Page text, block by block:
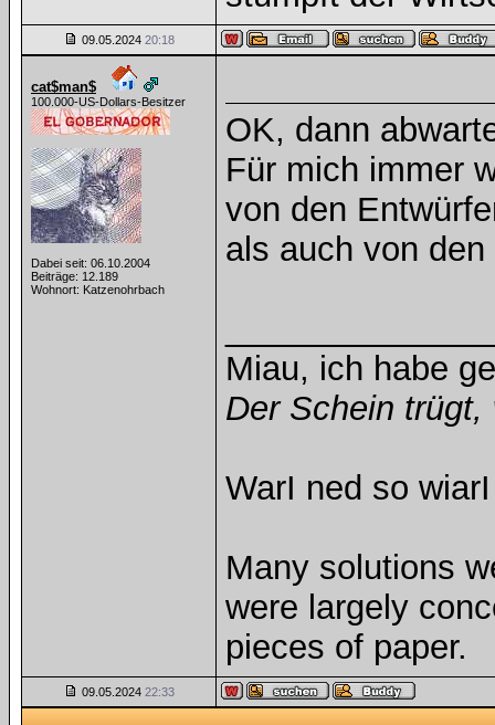
09.05.2024 20:18
cat$man$
100.000-US-Dollars-Besitzer
Dabei seit: 06.10.2004
Beiträge: 12.189
Wohnort: Katzenohrbach
OK, dann
Für mich immer
von den
als auch von
Miau, ich habe
Der Schein
WarI ned so
Many solutions
were largely
pieces of paper.
09.05.2024 22:33